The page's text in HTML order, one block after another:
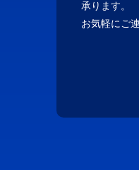
承ります。
お気軽にご